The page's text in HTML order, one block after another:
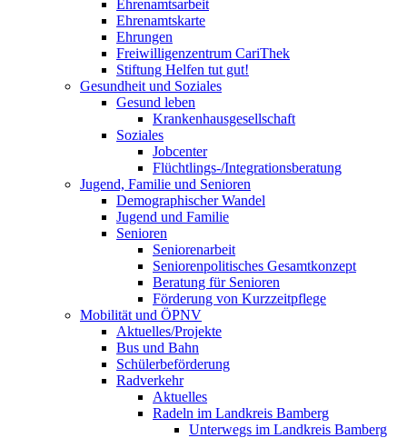
Ehrenamtsarbeit
Ehrenamtskarte
Ehrungen
Freiwilligenzentrum CariThek
Stiftung Helfen tut gut!
Gesundheit und Soziales
Gesund leben
Krankenhausgesellschaft
Soziales
Jobcenter
Flüchtlings-/Integrationsberatung
Jugend, Familie und Senioren
Demographischer Wandel
Jugend und Familie
Senioren
Seniorenarbeit
Seniorenpolitisches Gesamtkonzept
Beratung für Senioren
Förderung von Kurzzeitpflege
Mobilität und ÖPNV
Aktuelles/Projekte
Bus und Bahn
Schülerbeförderung
Radverkehr
Aktuelles
Radeln im Landkreis Bamberg
Unterwegs im Landkreis Bamberg